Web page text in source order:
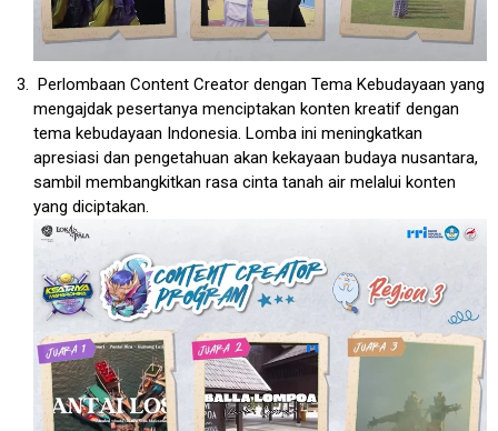
Perlombaan Content Creator dengan Tema Kebudayaan yang
mengajdak pesertanya menciptakan konten kreatif dengan
tema kebudayaan Indonesia. Lomba ini meningkatkan
apresiasi dan pengetahuan akan kekayaan budaya nusantara,
sambil membangkitkan rasa cinta tanah air melalui konten
yang diciptakan.